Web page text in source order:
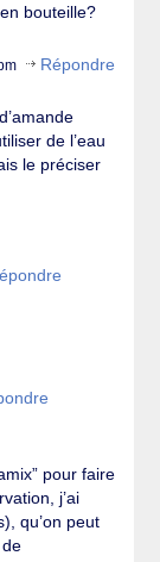
bouteille?
Répondre
de l’eau
le préciser
pour faire
j’ai
qu’on peut